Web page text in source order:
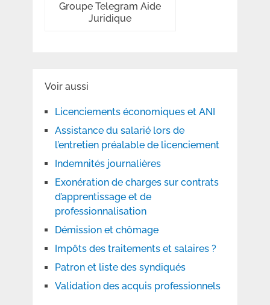
Groupe Telegram Aide
Juridique
Voir aussi
Licenciements économiques et ANI
Assistance du salarié lors de
l’entretien préalable de licenciement
Indemnités journalières
Exonération de charges sur contrats
d’apprentissage et de
professionnalisation
Démission et chômage
Impôts des traitements et salaires ?
Patron et liste des syndiqués
Validation des acquis professionnels